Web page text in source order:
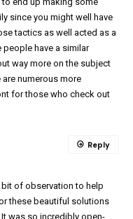
since you might well have
tactics as well acted as a
have a similar
way more on the subject
numerous more
for those who check out
of observation to help
these beautiful solutions
was so incredibly open-
Reply